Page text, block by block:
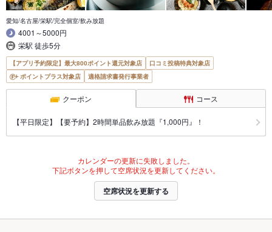
愛知/名古屋/栄駅/完全個室/飲み放題
4001～5000円
栄駅 徒歩5分
【アプリ予約限定】最大800ポイント還元対象店
口コミ投稿特典対象店
ポイントプラス対象店
適格請求書発行事業者
クーポン コース
【平日限定】【要予約】2時間単品飲み放題『1,000円』！
カレンダーの更新に失敗しました。
下記ボタンを押して空席状況を更新してください。
空席状況を更新する